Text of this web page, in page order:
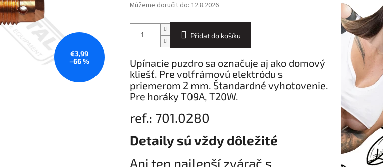
€3,99
–66 %
Můžeme doručit do: 12.8.2026
Přidat do košíku
Upínacie puzdro sa označuje aj ako domový
kliešť. Pre volfrámovú elektródu s
priemerom 2 mm. Štandardné vyhotovenie.
Pre horáky T09A, T20W.
ref.: 701.0280
Detaily sú vždy dôležité
Ani ten najlepší zvárač s